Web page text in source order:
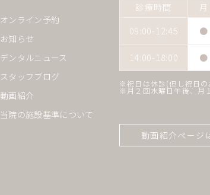
オンライン予約
お知らせ
デンタルニュース
スタッフブログ
動画紹介
当院の施設基準について
診療時間 月
09:00-12:45
●
14:00-18:00 ●
※祝日は休診(但し祝日
※月２回水曜日午後、月
動画紹介ページ